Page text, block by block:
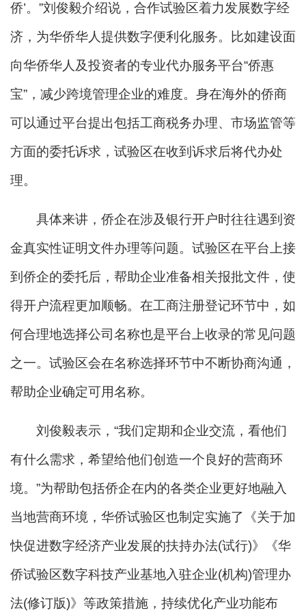
侨’。”刘俊毅介绍说，合作试验区着力发展数字经
济，为华侨华人提供数字便利化服务。比如建设面
向华侨华人及投资者的专业代办服务平台“侨惠
宝”，减少跨境管理企业的难度。身在海外的侨商
可以通过平台提出包括工商税务办理、市场监管等
方面的委托诉求，试验区在收到诉求后将代办处
理。
具体来讲，侨企在涉及银行开户时往往遇到资
金真实性证明文件办理等问题。试验区在平台上接
到侨企的委托后，帮助企业准备相关报批文件，使
得开户流程更加顺畅。在工商注册登记环节中，如
何合理地选择公司名称也是平台上收录的常见问题
之一。试验区会在名称选择环节中不断协商沟通，
帮助企业确定可用名称。
刘俊毅表示，“我们定期和企业交流，看他们
有什么需求，希望给他们创造一个良好的营商环
境。”为帮助包括侨企在内的各类企业更好地融入
当地营商环境，华侨试验区也制定实施了《关于加
快促进数字经济产业发展的扶持办法(试行)》《华
侨试验区数字科技产业基地入驻企业(机构)管理办
法(修订版)》等政策措施，持续优化产业功能布